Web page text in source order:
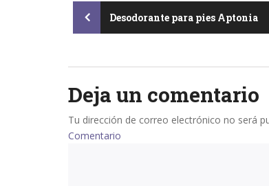
Post
navigation
Desodorante para pies Aptonia
Deja un comentario
Tu dirección de correo electrónico no será
Comentario